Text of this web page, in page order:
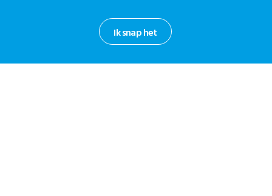
Blijf op de hoogte
Meld je aan voor onze nieuwsbrief.
Ik snap het